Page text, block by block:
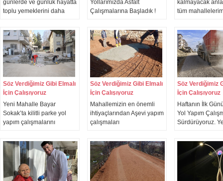
günlerde ve günlük hayatta
toplu yemeklerini daha
ortamda ikram
edebilecekleri aşevi yapım
çalışmalarını çok kısa
sürede tamamlayarak
mahalle sakinlerimizin
kullanımına sunuyoruz.
Yollarımızda Asfalt
Çalışmalarına Başladık !
tamamladıktan sonra
asfaltlama çalışmalarına
başlayacağız. Büyüksöğle
Mahallemize Hayırlı Olsun.
kalmayacak
tüm
sürdürmeye
ediyoruz.
Söz Verdiğimiz Gibi Elmalı
İçin Çalışıyoruz
Yeni Mahalle Bayar
Sokak’ta kilitli parke yol
yapım çalışmalarını
Söz Verdiğimiz Gibi Elmalı
İçin Çalışıyoruz
Mahallemizin en önemli
ihtiyaçlarından Aşevi yapım
çalışmaları
vatandaşlarımızın
etkinliklerini
düzenleyebileceği sosyal
alan olarak
değerlendireceğiz.
Söz Verdiğimiz
İçin Çalışıyoruz
Haftanın İlk
Yol Yapım
Sürdürüyoruz.
Sarıbaş Camii
asfalt yol yapım
çalışmalarını